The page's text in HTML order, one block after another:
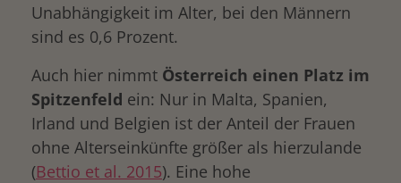
Unabhängigkeit im Alter, bei den Männern
sind es 0,6 Prozent.
Auch hier nimmt Österreich einen Platz im
Spitzenfeld ein: Nur in Malta, Spanien,
Irland und Belgien ist der Anteil der Frauen
ohne Alterseinkünfte größer als hierzulande
(Bettio et al. 2015). Eine hohe